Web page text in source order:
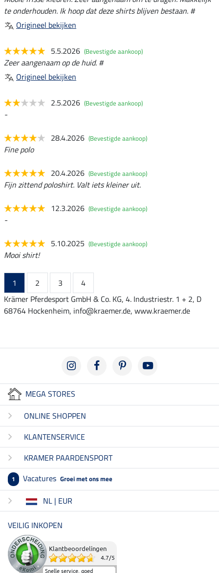
te onderhouden. Ik hoop dat deze shirts blijven bestaan. #
Origineel bekijken
5.5.2026 (Bevestigde aankoop)
Zeer aangenaam op de huid. #
Origineel bekijken
2.5.2026 (Bevestigde aankoop)
-
28.4.2026 (Bevestigde aankoop)
Fine polo
20.4.2026 (Bevestigde aankoop)
Fijn zittend poloshirt. Valt iets kleiner uit.
12.3.2026 (Bevestigde aankoop)
-
5.10.2025 (Bevestigde aankoop)
Mooi shirt!
1 2 3
4
Krämer Pferdesport GmbH & Co. KG, 4. Industriestr. 1 + 2, D
68764 Hockenheim, info@kraemer.de, www.kraemer.de
MEGA STORES
ONLINE SHOPPEN
KLANTENSERVICE
KRAMER PAARDENSPORT
1 Vacatures Groei met ons mee
NL | EUR
VEILIG INKOPEN
Klantbeoordelingen
4.7/5
Snelle service, goed